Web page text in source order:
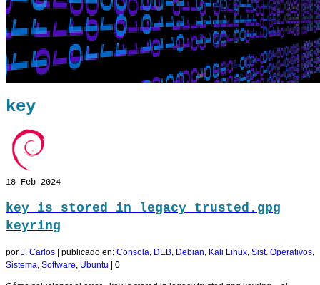
key
18 Feb 2024
key is stored in legacy trusted.gpg
keyring
por J. Carlos publicado en: Consola, DEB, Debian, Kali Linux, Sist. Operativos,
Sistema, Software, Ubuntu 0